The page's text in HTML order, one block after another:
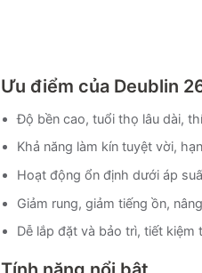
Ưu điểm của Deublin
Độ bền cao, tuổi thọ lâu dài,
Khả năng làm kín tuyệt vời,
Hoạt động ổn định dưới áp
Giảm rung, giảm tiếng ồn,
Dễ lắp đặt và bảo trì, tiết